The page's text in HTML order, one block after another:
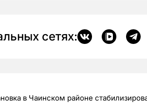
сетях:
в Чаинском районе